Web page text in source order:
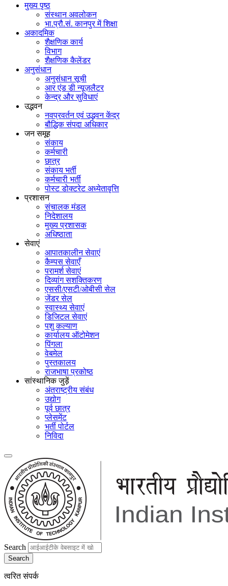
मुख्य पृष्ठ
संस्थान अवलोकन
भा.प्रौ.सं. कानपुर में शिक्षा
अकादमिक
शैक्षणिक कार्य
विभाग
शैक्षणिक कैलेंडर
अनुसंधान
अनुसंधान सूची
आर एंड डी न्यूज़लैटर
केन्द्र और सुविधाएं
उद्भवन
नवप्रवर्तन एवं उद्भवन केंद्र
बौद्धिक संपदा अधिकार
जन समूह
संकाय
कर्मचारी
छात्र
संकाय भर्ती
कर्मचारी भर्ती
पोस्‍ट डोक्‍टरेट अध्‍येतावृत्ति
प्रशासन
संचालक मंडल
निदेशालय
मुख्य प्रशासक
अधिष्ठाता
सेवाएं
आपातकालीन सेवाएं
कैम्पस सेवाएँ
परामर्श सेवाएं
दिव्यांग सशक्तिकरण
एससी/एसटी/ओबीसी सेल
जेंडर सेल
स्वास्थ्य सेवाएं
डिजिटल सेवाएं
पशु कल्याण
कार्यालय ऑटोमेशन
पिंगला
वेबमेल
पुस्तकालय
राजभाषा प्रकोष्ठ
सांस्थानिक जुड़ें
अंतराष्ट्रीय संबंध
उद्योग
पूर्व छात्र
प्लेसमेंट
भर्ती पोर्टल
निविदा
Search
त्वरित संपर्क